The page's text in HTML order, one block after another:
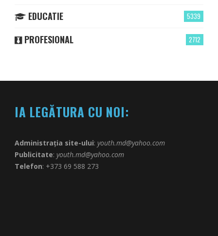
5339
EDUCATIE
2712
PROFESIONAL
IA LEGĂTURA CU NOI:
Administrația site-ului: youth.md@yahoo.com
Publicitate: youth.md@yahoo.com
Telefon: +373 69 588 273